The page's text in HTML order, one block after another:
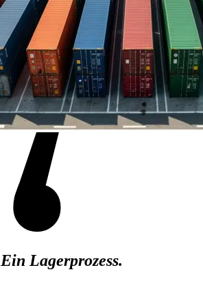
Ein Lagerprozess.